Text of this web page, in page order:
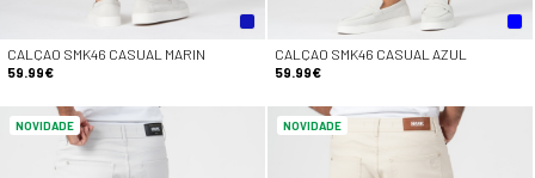
CALÇAO SMK46 CASUAL MARIN
59.99€
CALÇAO SMK46 CASUAL AZUL
59.99€
NOVIDADE NOVIDADE